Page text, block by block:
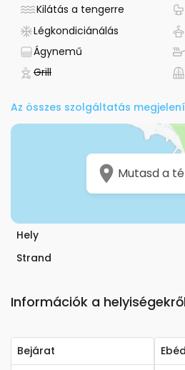
Kilátás a tengerre - Szállás -
Légkondiciánálás - Van
Ágynemű - Ágynemű
Grill- Nem elérhető
Az összes szolgáltatás
Mutasd a
Hely
Strand
Információk a helyiségekről
Bejárat